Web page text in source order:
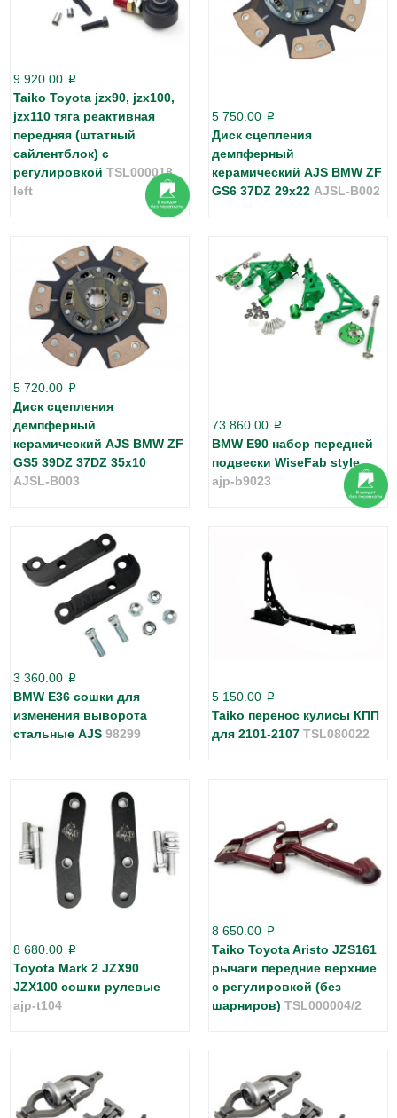
9 920.00 p
Taiko Toyota jzx90, jzx100,
jzx110 тяга реактивная
передняя (штатный
сайлентблок) с
регулировкой TSL000018
left
5 750.00 p
Диск сцепления
демпферный
керамический AJS BMW ZF
GS6 37DZ 29х22 AJSL-B002
5 720.00 p
Диск сцепления
демпферный
керамический AJS BMW ZF
GS5 39DZ 37DZ 35х10
AJSL-B003
73 860.00 p
BMW E90 набор передней
подвески WiseFab style
ajp-b9023
3 360.00 p
BMW E36 сошки для
изменения выворота
стальные AJS 98299
5 150.00 p
Taiko перенос кулисы КПП
для 2101-2107 TSL080022
8 680.00 p
Toyota Mark 2 JZX90
JZX100 сошки рулевые
ajp-t104
8 650.00 p
Taiko Toyota Aristo JZS161
рычаги передние верхние
с регулировкой (без
шарниров) TSL000004/2